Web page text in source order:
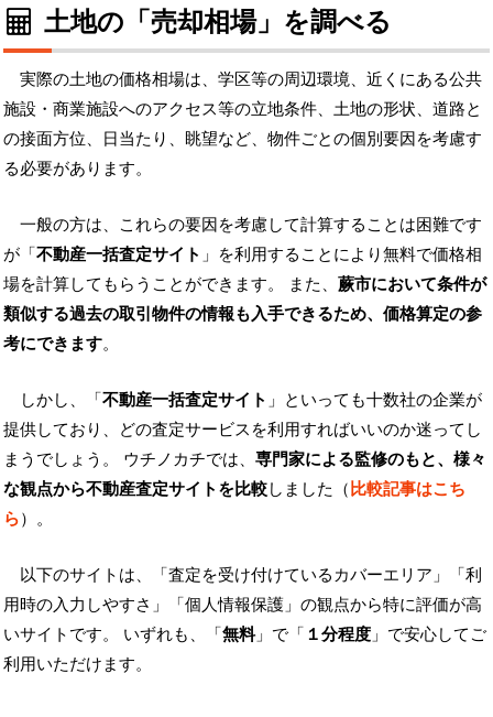
土地の「売却相場」を調べる
実際の土地の価格相場は、学区等の周辺環境、近くにある公共
施設・商業施設へのアクセス等の立地条件、土地の形状、道路と
の接面方位、日当たり、眺望など、物件ごとの個別要因を考慮す
る必要があります。
一般の方は、これらの要因を考慮して計算することは困難です
が「不動産一括査定サイト 」を利用することにより無料で価格相
場を計算してもらうことができます。 また、 蕨市において条件が
類似する過去の取引物件の情報も入手できるため、価格算定の参
考にできます。
しかし、「不動産一括査定サイト 」といっても十数社の企業が
提供しており、どの査定サービスを利用すればいいのか迷ってし
まうでしょう。 ウチノカチでは、 専門家による監修のもと、様々
な観点から不動産査定サイトを比較しました（比較記事はこち
ら）。
以下のサイトは、「査定を受け付けているカバーエリア」「利
用時の入力しやすさ」「個人情報保護」の観点から特に評価が高
いサイトです。 いずれも、「無料」で「 １分程度 」で安心してご
利用いただけます。